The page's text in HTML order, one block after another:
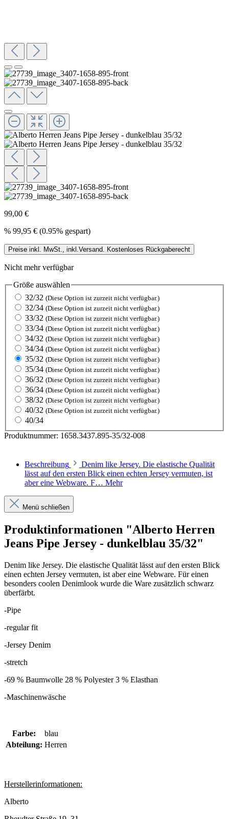
99,00 €
% 99,95 € (0.95% gespart)
Preise inkl. MwSt., inkl.Versand. Kostenloses Rückgaberecht
Nicht mehr verfügbar
Größe auswählen
32/32 (Diese Option ist zurzeit nicht verfügbar.)
32/34 (Diese Option ist zurzeit nicht verfügbar.)
33/32 (Diese Option ist zurzeit nicht verfügbar.)
33/34 (Diese Option ist zurzeit nicht verfügbar.)
34/32 (Diese Option ist zurzeit nicht verfügbar.)
34/34 (Diese Option ist zurzeit nicht verfügbar.)
35/32 (Diese Option ist zurzeit nicht verfügbar.)
35/34 (Diese Option ist zurzeit nicht verfügbar.)
36/32 (Diese Option ist zurzeit nicht verfügbar.)
36/34 (Diese Option ist zurzeit nicht verfügbar.)
38/32 (Diese Option ist zurzeit nicht verfügbar.)
40/32 (Diese Option ist zurzeit nicht verfügbar.)
40/34
Produktnummer: 1658.3437.895-35/32-008
Beschreibung
Denim like Jersey. Die elastische Qualität
lässt auf den ersten Blick einen echten Jersey vermuten, ist
aber eine Webware. F… Mehr
Menü schließen
Produktinformationen "Alberto Herren
Jeans Pipe Jersey - dunkelblau 35/32"
Denim like Jersey. Die elastische Qualität lässt auf den ersten Blick
einen echten Jersey vermuten, ist aber eine Webware. Für einen
besonders coolen Denimlook wurde die Ware zusätzlich schwarz
überfärbt.
-Pipe
-regular fit
-Jersey Denim
-stretch
-69 % Baumwolle 28 % Polyester 3 % Elasthan
-Maschinenwäsche
Farbe:
blau
Abteilung: Herren
Herstellerinformationen:
Alberto